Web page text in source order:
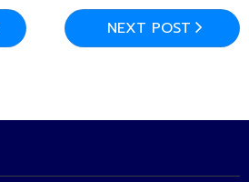
NEXT POST